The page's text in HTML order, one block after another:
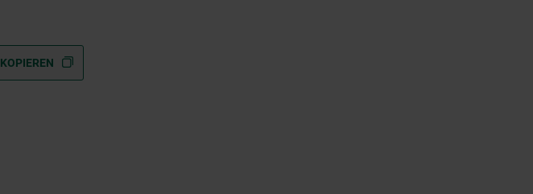
KOPIEREN